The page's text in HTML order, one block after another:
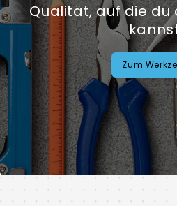
Qualität, auf die du
Zum